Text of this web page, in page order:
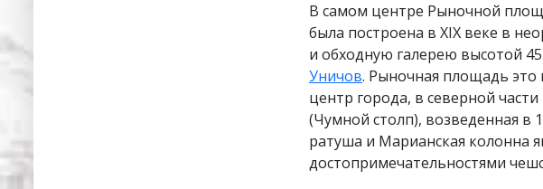
В самом центре Рыночной
была построена в XIX веке в
и обходную галерею высотой
Уничов. Рыночная площадь это
центр города, в северной
(Чумной столп), возведенная в
ратуша и Марианская колонна
достопримечательностями